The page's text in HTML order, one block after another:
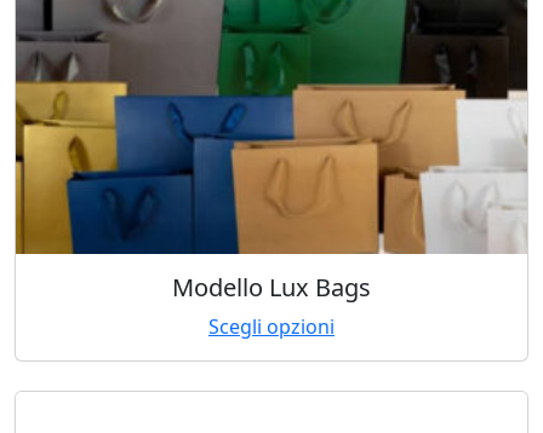
Modello Lux Bags
Scegli opzioni